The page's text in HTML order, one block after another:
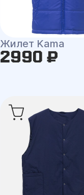
Жилет Kama
2990 ₽